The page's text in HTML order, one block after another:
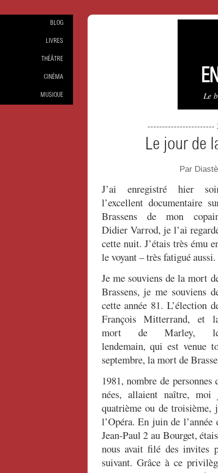
Le
-----------------------
Le jour de
Par
J’ai enregistré hier
l’excellent documentaire
Brassens de mon
Didier Varrod, je l’ai
cette nuit. J’étais très ému
le voyant – très fatigué aussi.
Je me souviens de la mort
Brassens, je me souviens
cette année 81. L’élection
François Mitterrand, et
mort de Marley,
lendemain, qui est venue
septembre, la mort de
1981, nombre de
nées, allaient naître,
quatrième ou de troisième,
l’Opéra. En juin de l’année
Jean-Paul 2 au Bourget,
nous avait filé des invites
suivant. Grâce à ce
BLOG
LIVRES
THÉÂTRE
CINÉMA
MUSIQUE